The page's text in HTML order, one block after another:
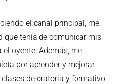
el canal principal, me
que tenía de comunicar mis
oyente. Además, me
por aprender y mejorar
de oratoria y formativo